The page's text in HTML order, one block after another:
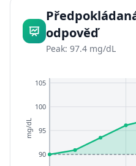
odpověď
Peak: 97.4 mg/dL
90
95
100
105
mg/dL